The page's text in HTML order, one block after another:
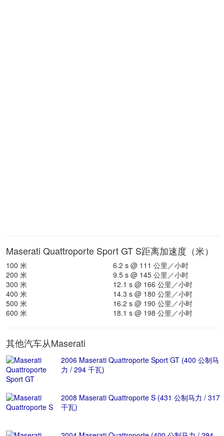
Maserati Quattroporte Sport GT S距离加速度（米）
100 米
6.2 s @ 111 公里／小时
200 米
9.5 s @ 145 公里／小时
300 米
12.1 s @ 166 公里／小时
400 米
14.3 s @ 180 公里／小时
500 米
16.2 s @ 190 公里／小时
600 米
18.1 s @ 198 公里／小时
其他汽车从Maserati
2006 Maserati Quattroporte Sport GT (400 公制马
力 / 294 千瓦)
2008 Maserati Quattroporte S (431 公制马力 / 317
千瓦)